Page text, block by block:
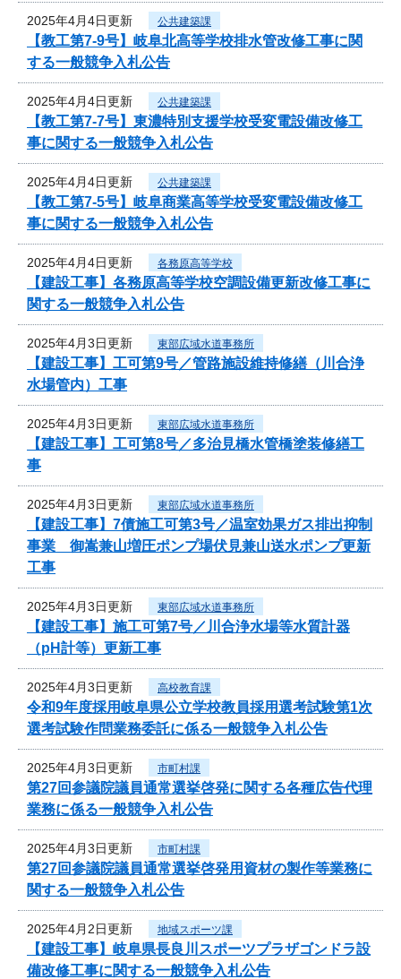
2025年4月4日更新 公共建築課
【教工第7-9号】岐阜北高等学校排水管改修工事に関
する一般競争入札公告
2025年4月4日更新 公共建築課
【教工第7-7号】東濃特別支援学校受変電設備改修工
事に関する一般競争入札公告
2025年4月4日更新 公共建築課
【教工第7-5号】岐阜商業高等学校受変電設備改修工
事に関する一般競争入札公告
2025年4月4日更新 各務原高等学校
【建設工事】各務原高等学校空調設備更新改修工事に
関する一般競争入札公告
2025年4月3日更新 東部広域水道事務所
【建設工事】工可第9号／管路施設維持修繕（川合浄
水場管内）工事
2025年4月3日更新 東部広域水道事務所
【建設工事】工可第8号／多治見橋水管橋塗装修繕工
事
2025年4月3日更新 東部広域水道事務所
【建設工事】7債施工可第3号／温室効果ガス排出抑制
事業 御嵩兼山増圧ポンプ場伏見兼山送水ポンプ更新
工事
2025年4月3日更新 東部広域水道事務所
【建設工事】施工可第7号／川合浄水場等水質計器
（pH計等）更新工事
2025年4月3日更新 高校教育課
令和9年度採用岐阜県公立学校教員採用選考試験第1次
選考試験作問業務委託に係る一般競争入札公告
2025年4月3日更新 市町村課
第27回参議院議員通常選挙啓発に関する各種広告代理
業務に係る一般競争入札公告
2025年4月3日更新 市町村課
第27回参議院議員通常選挙啓発用資材の製作等業務に
関する一般競争入札公告
2025年4月2日更新 地域スポーツ課
【建設工事】岐阜県長良川スポーツプラザゴンドラ設
備改修工事に関する一般競争入札公告